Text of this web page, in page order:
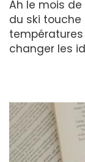
Ah le mois
du ski
changer les